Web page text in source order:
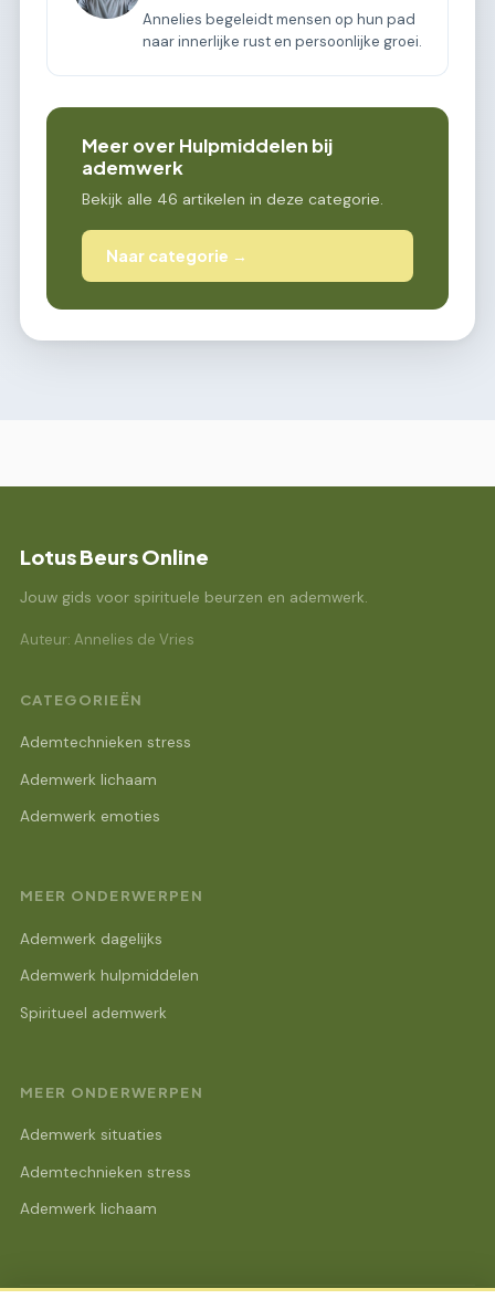
Annelies begeleidt mensen op hun pad
naar innerlijke rust en persoonlijke groei.
Meer over Hulpmiddelen bij
ademwerk
Bekijk alle 46 artikelen in deze categorie.
Naar categorie →
Lotus Beurs Online
Jouw gids voor spirituele beurzen en ademwerk.
Auteur: Annelies de Vries
CATEGORIEËN
Ademtechnieken stress
Ademwerk lichaam
Ademwerk emoties
MEER ONDERWERPEN
Ademwerk dagelijks
Ademwerk hulpmiddelen
Spiritueel ademwerk
MEER ONDERWERPEN
Ademwerk situaties
Ademtechnieken stress
Ademwerk lichaam